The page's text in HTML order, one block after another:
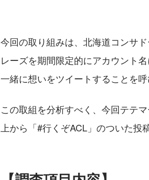
今回の取り組みは、北海道コンサ
レーズを期間限定的にアカウント
一緒に想いをツイートすることを呼
この取組を分析すべく、今回テテ
上から「#行くぞACL」のついた投